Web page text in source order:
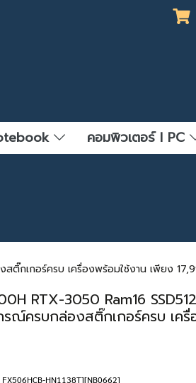
คอมพิวเตอร์ l PC
ติ๊กเกอร์ครบ เครื่องพร้อมใช้งาน เพียง
RTX-3050 Ram16
ณ์ครบกล่องสติ๊กเกอร์ครบ เครื่
HN1138T][NB0662]